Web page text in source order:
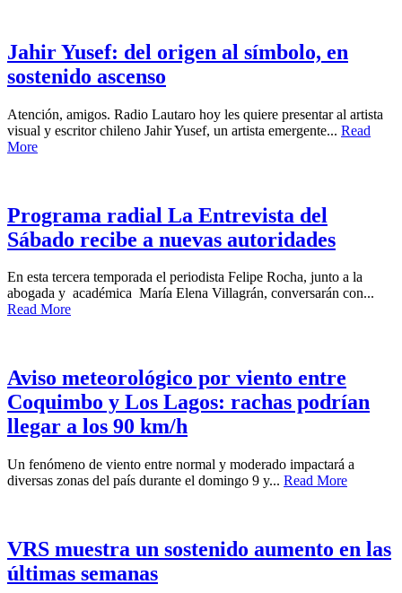
Jahir Yusef: del origen al símbolo, en
sostenido ascenso
Atención, amigos. Radio Lautaro hoy les quiere presentar al artista
visual y escritor chileno Jahir Yusef, un artista emergente... Read
More
Programa radial La Entrevista del
Sábado recibe a nuevas autoridades
En esta tercera temporada el periodista Felipe Rocha, junto a la
abogada y académica María Elena Villagrán, conversarán con...
Read More
Aviso meteorológico por viento entre
Coquimbo y Los Lagos: rachas podrían
llegar a los 90 km/h
Un fenómeno de viento entre normal y moderado impactará a
diversas zonas del país durante el domingo 9 y... Read More
VRS muestra un sostenido aumento en las
últimas semanas